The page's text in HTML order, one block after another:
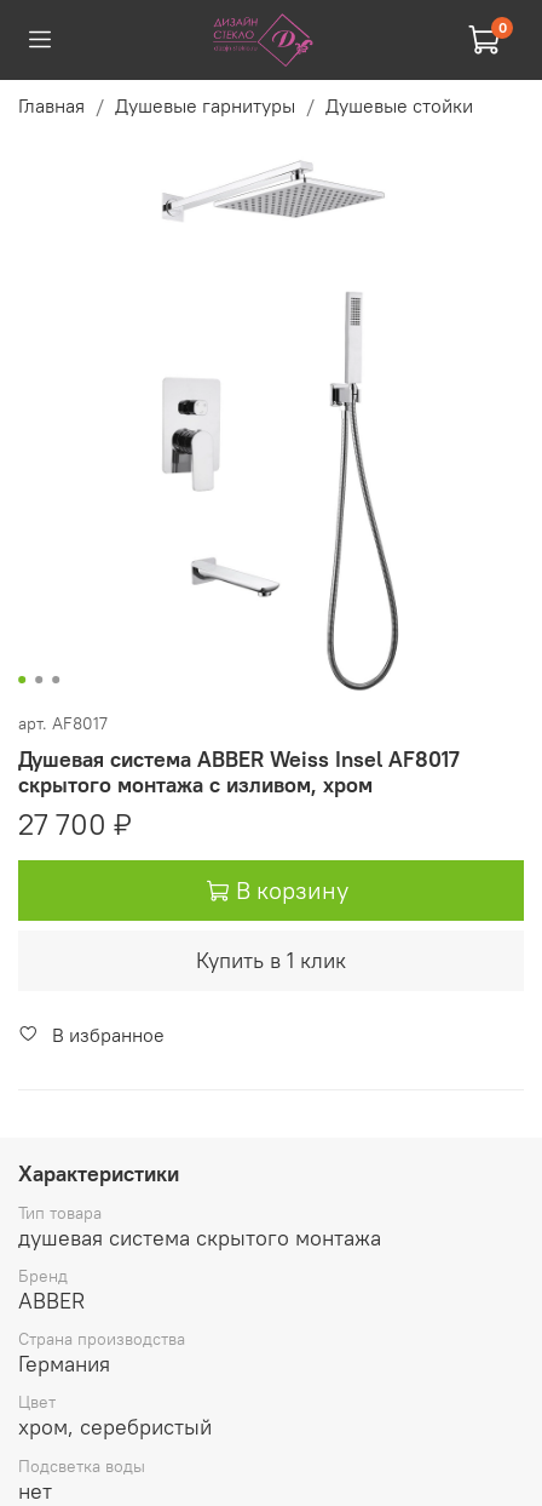
0
Главная Душевые гарнитуры Душевые стойки
арт. AF8017
Душевая система ABBER Weiss Insel AF8017
скрытого монтажа с изливом, хром
27 700 ₽
В корзину
Купить в 1 клик
В избранное
Характеристики
Тип товара
душевая система скрытого монтажа
Бренд
ABBER
Страна производства
Германия
Цвет
хром, серебристый
Подсветка воды
нет